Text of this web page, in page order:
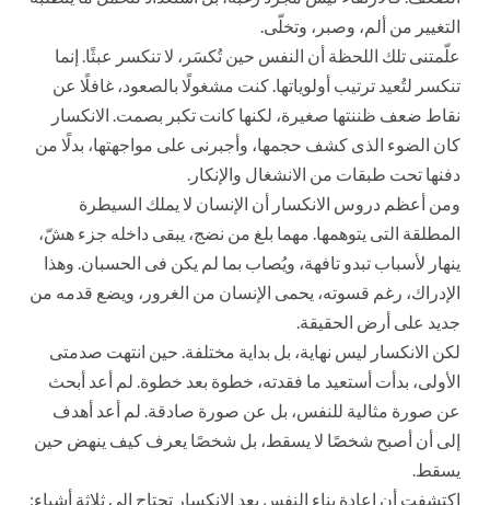
التغيير من ألم، وصبر، وتخلّى.
علّمتنى تلك اللحظة أن النفس حين تُكسَر، لا تنكسر عبثًا. إنما
تنكسر لتُعيد ترتيب أولوياتها. كنت مشغولًا بالصعود، غافلًا عن
نقاط ضعف ظننتها صغيرة، لكنها كانت تكبر بصمت. الانكسار
كان الضوء الذى كشف حجمها، وأجبرنى على مواجهتها، بدلًا من
دفنها تحت طبقات من الانشغال والإنكار.
ومن أعظم دروس الانكسار أن الإنسان لا يملك السيطرة
المطلقة التى يتوهمها. مهما بلغ من نضج، يبقى داخله جزء هشّ،
ينهار لأسباب تبدو تافهة، ويُصاب بما لم يكن فى الحسبان. وهذا
الإدراك، رغم قسوته، يحمى الإنسان من الغرور، ويضع قدمه من
جديد على أرض الحقيقة.
لكن الانكسار ليس نهاية، بل بداية مختلفة. حين انتهت صدمتى
الأولى، بدأت أستعيد ما فقدته، خطوة بعد خطوة. لم أعد أبحث
عن صورة مثالية للنفس، بل عن صورة صادقة. لم أعد أهدف
إلى أن أصبح شخصًا لا يسقط، بل شخصًا يعرف كيف ينهض حين
يسقط.
اكتشفت أن إعادة بناء النفس بعد الانكسار تحتاج إلى ثلاثة أشياء: